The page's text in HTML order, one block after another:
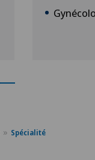
Spécialité